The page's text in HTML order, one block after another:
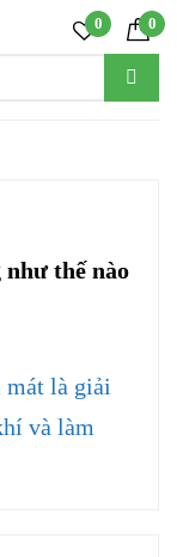
0 0
thế nào
mát là giải
và làm